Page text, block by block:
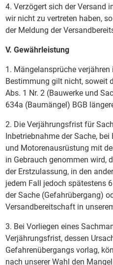
4. Verzögert sich der Versand
wir nicht zu vertreten haben,
der Meldung der
V. Gewährleistung
1. Mängelansprüche
Bestimmung gilt nicht, soweit
Abs. 1 Nr. 2 (Bauwerke und
634a (Baumängel) BGB
2. Die Verjährungsfrist für
Inbetriebnahme der Sache,
und Motorenausrüstung mit
in Gebrauch genommen wird,
der Erstzulassung, in den
jedem Fall jedoch spätestens
der Sache (Gefahrübergang)
Versandbereitschaft in
3. Bei Vorliegen eines
Verjährungsfrist, dessen
Gefahrenübergangs vorlag,
nach unserer Wahl den